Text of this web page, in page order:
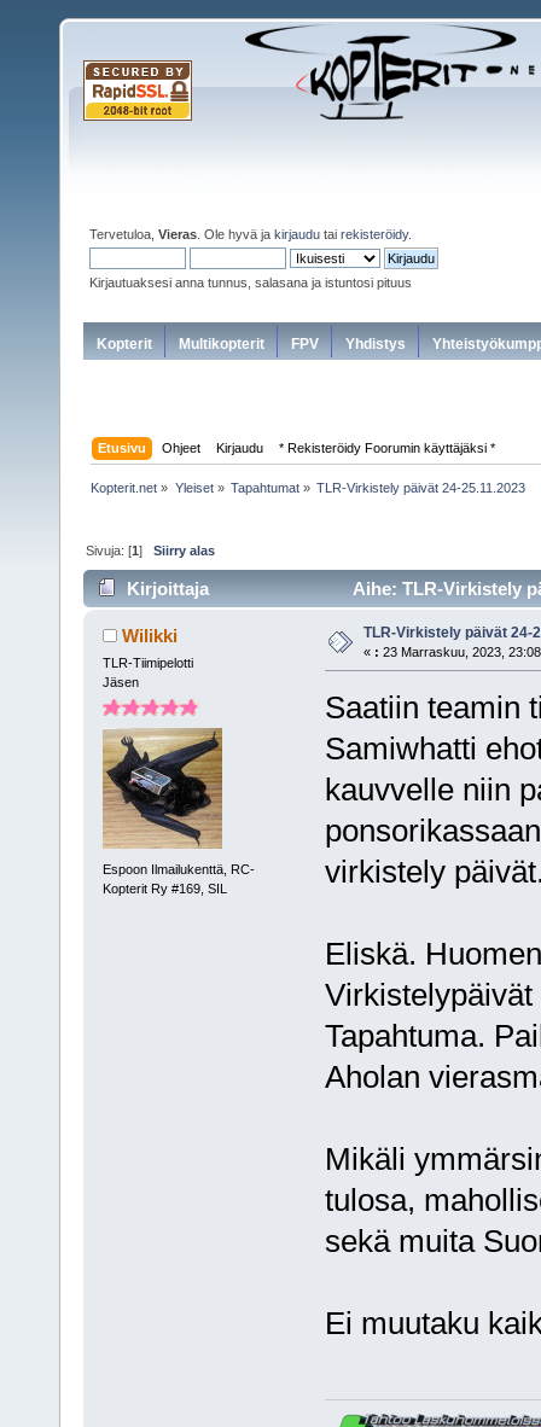
Tervetuloa, Vieras . Ole hyvä ja kirjaudu tai rekisteröidy.
Kirjautuaksesi anna tunnus, salasana ja istuntosi pituus
Kopterit Multikopterit FPV Yhdistys
Etusivu Ohjeet Kirjaudu * Rekisteröidy Foorumin käyttäjäksi *
Kopterit.net » Yleiset» Tapahtumat» TLR-Virkistely päivät 24-25.11.2023
Sivuja: [1]Siirry alas
Kirjoittaja Aihe: TLR-Virkistely
Wilikki
TLR-Tiimipelotti
Jäsen
Espoon Ilmailukenttä, RC-
Kopterit Ry #169, SIL
TLR-Virkistely päivät 24-
« : 23 Marraskuu, 2023,
Saatiin teamin
Samiwhatti
kauvvelle niin
virkistely
Eliskä.
Tapahtuma.
Aholan
Mikäli
tulosa,
sekä muita
Ei muutaku